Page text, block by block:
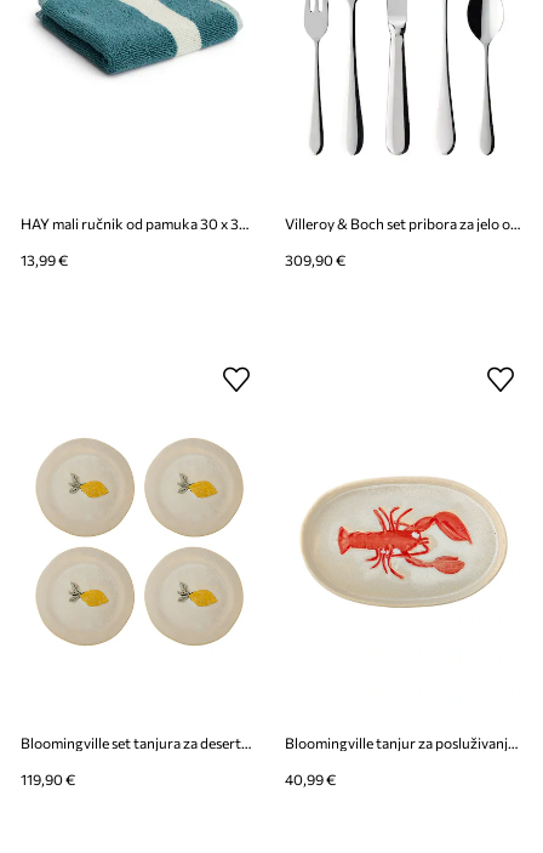
HAY mali ručnik od pamuka 30 x 30 cm
13,99 €
Villeroy & Boch set pribora za jelo od nehrđajućeg čelika
309,90 €
119,90 € 40,99 €